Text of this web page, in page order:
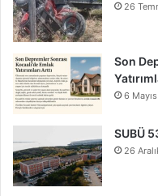
26
Son
6
SUBÜ
26